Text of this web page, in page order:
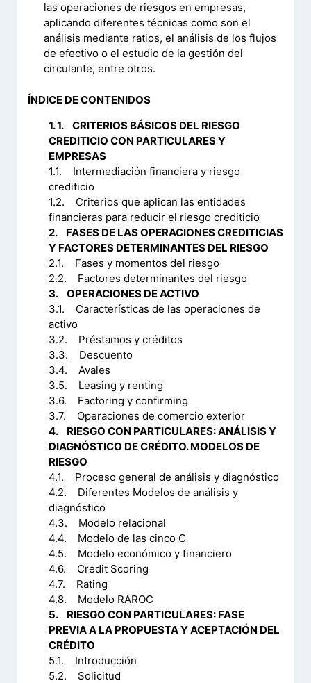
las operaciones de riesgos en empresas,
aplicando diferentes técnicas como son el
análisis mediante ratios, el análisis de los flujos
de efectivo o el estudio de la gestión del
circulante, entre otros.
ÍNDICE DE CONTENIDOS
1. 1. CRITERIOS BÁSICOS DEL RIESGO
CREDITICIO CON PARTICULARES Y
EMPRESAS
1.1. Intermediación financiera y riesgo
crediticio
1.2. Criterios que aplican las entidades
financieras para reducir el riesgo crediticio
2. FASES DE LAS OPERACIONES CREDITICIAS
Y FACTORES DETERMINANTES DEL RIESGO
2.1. Fases y momentos del riesgo
2.2. Factores determinantes del riesgo
3. OPERACIONES DE ACTIVO
3.1. Características de las operaciones de
activo
3.2. Préstamos y créditos
3.3. Descuento
3.4. Avales
3.5. Leasing y renting
3.6. Factoring y confirming
3.7. Operaciones de comercio exterior
4. RIESGO CON PARTICULARES: ANÁLISIS Y
DIAGNÓSTICO DE CRÉDITO. MODELOS DE
RIESGO
4.1. Proceso general de análisis y diagnóstico
4.2. Diferentes Modelos de análisis y
diagnóstico
4.3. Modelo relacional
4.4. Modelo de las cinco C
4.5. Modelo económico y financiero
4.6. Credit Scoring
4.7. Rating
4.8. Modelo RAROC
5. RIESGO CON PARTICULARES: FASE
PREVIA A LA PROPUESTA Y ACEPTACIÓN DEL
CRÉDITO
5.1. Introducción
5.2. Solicitud